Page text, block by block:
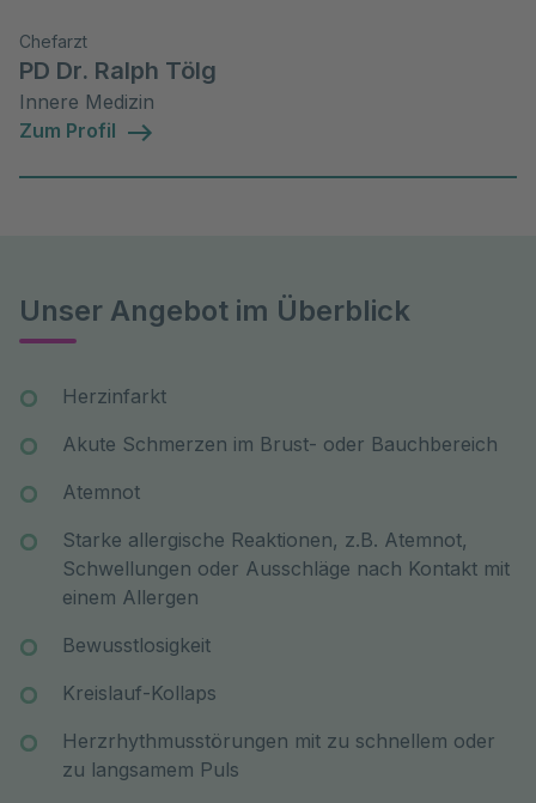
Chefarzt
PD Dr. Ralph Tölg
Innere Medizin
Zum Profil
Unser Angebot im Überblick
Herzinfarkt
Akute Schmerzen im Brust- oder Bauchbereich
Atemnot
Starke allergische Reaktionen, z.B. Atemnot,
Schwellungen oder Ausschläge nach Kontakt mit
einem Allergen
Bewusstlosigkeit
Kreislauf-Kollaps
Herzrhythmusstörungen mit zu schnellem oder
zu langsamem Puls